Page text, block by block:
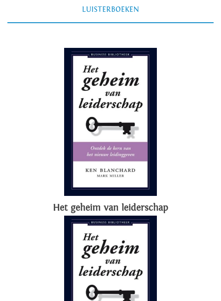
LUISTERBOEKEN
Het geheim van leiderschap